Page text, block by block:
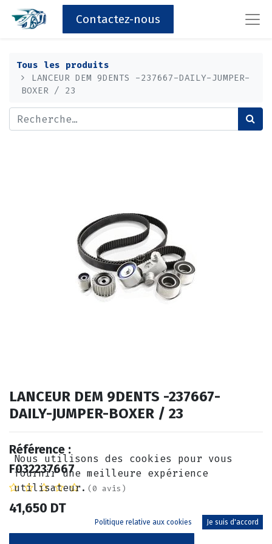
Contactez-nous
Tous les produits
LANCEUR DEM 9DENTS -237667-DAILY-JUMPER-
BOXER / 23
LANCEUR DEM 9DENTS -237667-
DAILY-JUMPER-BOXER / 23
Référence :
F032237667
(0 avis)
41,650 DT
Nous utilisons des cookies pour vous
fournir une meilleure expérience
utilisateur.
Politique relative aux cookies Je suis d'accord